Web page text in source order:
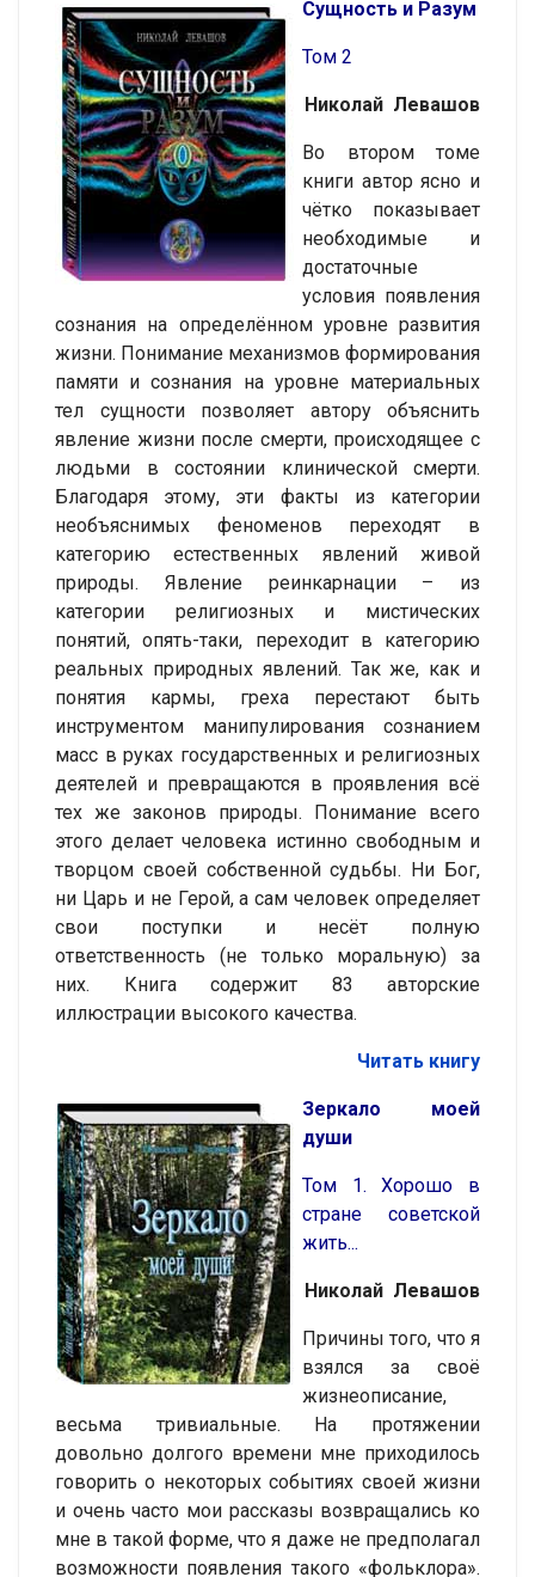
Сущность и Разум
Том 2
Николай Левашов
Во втором томе
книги автор ясно и
чётко показывает
необходимые и
достаточные
условия появления
сознания на определённом уровне развития
жизни. Понимание механизмов формирования
памяти и сознания на уровне материальных
тел сущности позволяет автору объяснить
явление жизни после смерти, происходящее с
людьми в состоянии клинической смерти.
Благодаря этому, эти факты из категории
необъяснимых феноменов переходят в
категорию естественных явлений живой
природы. Явление реинкарнации – из
категории религиозных и мистических
понятий, опять-таки, переходит в категорию
реальных природных явлений. Так же, как и
понятия кармы, греха перестают быть
инструментом манипулирования сознанием
масс в руках государственных и религиозных
деятелей и превращаются в проявления всё
тех же законов природы. Понимание всего
этого делает человека истинно свободным и
творцом своей собственной судьбы. Ни Бог,
ни Царь и не Герой, а сам человек определяет
свои поступки и несёт полную
ответственность (не только моральную) за
них. Книга содержит 83 авторские
иллюстрации высокого качества.
Читать книгу
Зеркало моей
души
Том 1. Хорошо в
стране советской
жить...
Николай Левашов
Причины того, что я
взялся за своё
жизнеописание,
весьма тривиальные. На протяжении
довольно долгого времени мне приходилось
говорить о некоторых событиях своей жизни
и очень часто мои рассказы возвращались ко
мне в такой форме, что я даже не предполагал
возможности появления такого «фольклора».